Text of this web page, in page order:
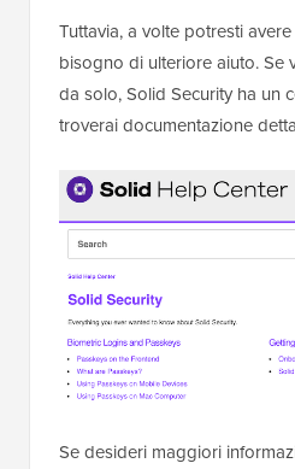
Tuttavia, a volte potresti
bisogno di ulteriore aiuto. Se
da solo, Solid Security ha un
troverai documentazione
Se desideri maggiori